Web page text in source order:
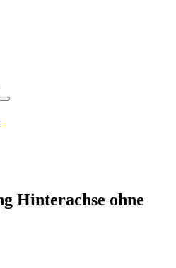
Hinterachse ohne